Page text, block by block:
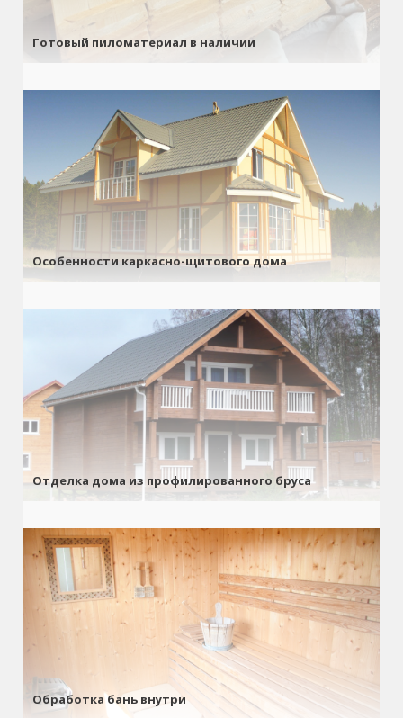
Готовый пиломатериал в наличии
Особенности каркасно-щитового дома
Отделка дома из профилированного бруса
Обработка бань внутри